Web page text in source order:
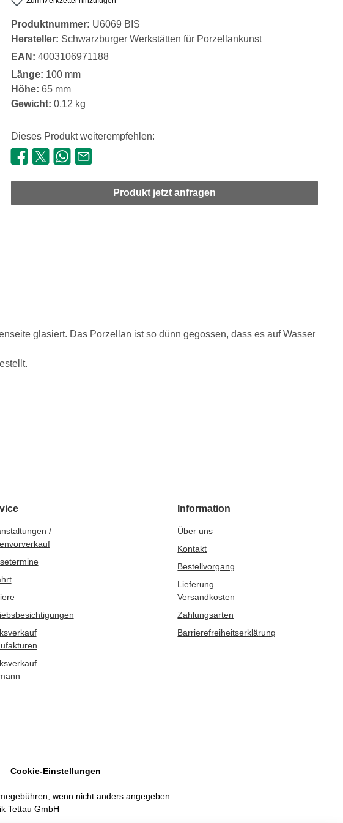
Produktnummer: U6069 BIS
Hersteller: Schwarzburger Werkstätten für Porzellankunst
EAN: 4003106971188
Länge: 100 mm
Höhe: 65 mm
Gewicht: 0,12 kg
Dieses Produkt weiterempfehlen:
Produkt jetzt anfragen
glasiert. Das Porzellan ist so dünn gegossen, dass es auf Wasser
/
Information
Über uns
Kontakt
Bestellvorgang
Lieferung
Versandkosten
Zahlungsarten
Barrierefreiheitserklärung
Cookie-Einstellungen
wenn nicht anders angegeben.
Tettau GmbH